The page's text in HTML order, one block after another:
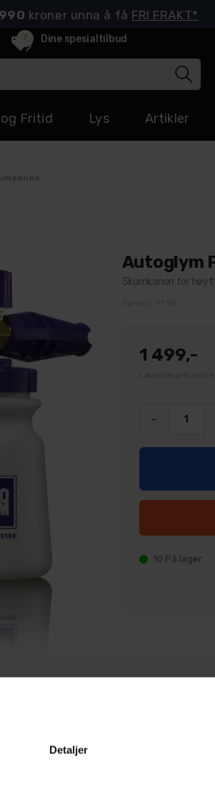
Detaljer
7 Dine spesialtilbud
Fritid Lys Artikler
990 kroner unna å få FRI FRAKT*
Autoglym
Skumkanon for
1 499,-
-
10 På lager